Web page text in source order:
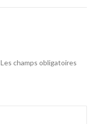
Les champs obligatoires